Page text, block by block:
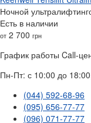
Ночной
Есть в наличии
от 2 700 грн
График работы Call-
Пн-Пт: с 10:00 до
(044) 592-68-96
(095) 656-77-77
(096) 071-77-77